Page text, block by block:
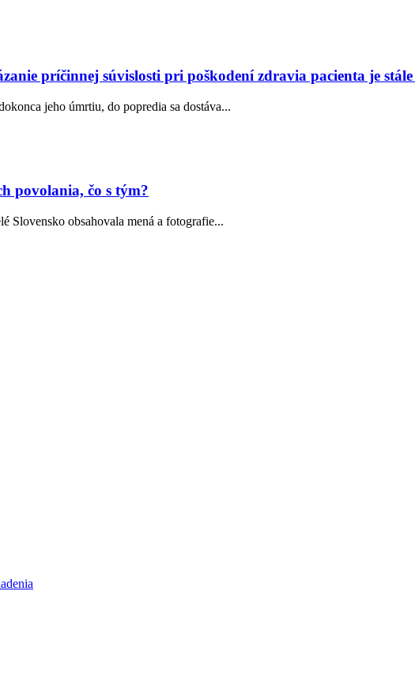
príčinnej súvislosti pri poškodení zdravia pacienta je stále
jeho úmrtiu, do popredia sa dostáva...
povolania, čo s tým?
Slovensko obsahovala mená a fotografie...